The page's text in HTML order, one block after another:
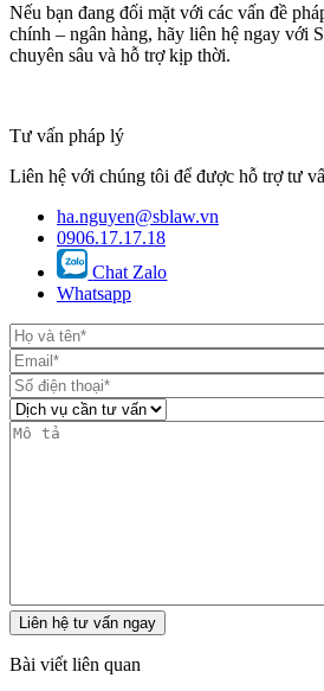
Nếu bạn đang đối mặt với các vấn đề
chính – ngân hàng, hãy liên hệ ngay với
chuyên sâu và hỗ trợ kịp thời.
Tư vấn pháp lý
Liên hệ với chúng tôi để được hỗ trợ tư
ha.nguyen@sblaw.vn
0906.17.17.18
Chat Zalo
Whatsapp
Bài viết liên quan